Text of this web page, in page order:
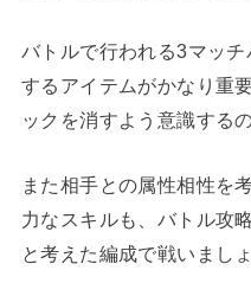
バトルで行われる3マッ
するアイテムがかなり重
ックを消すよう意識する
また相手との属性相性を
力なスキルも、バトル攻
と考えた編成で戦いましょ